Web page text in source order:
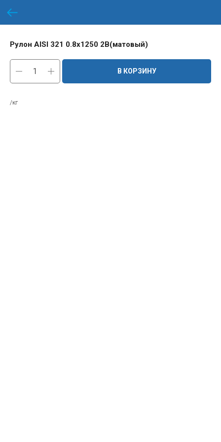
Рулон AISI 321 0.8х1250 2B(матовый)
В КОРЗИНУ
/кг